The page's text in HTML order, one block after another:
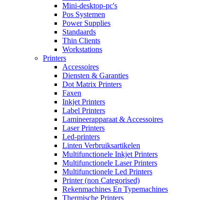
Mini-desktop-pc's
Pos Systemen
Power Supplies
Standaards
Thin Clients
Workstations
Printers
Accessoires
Diensten & Garanties
Dot Matrix Printers
Faxen
Inkjet Printers
Label Printers
Lamineerapparaat & Accessoires
Laser Printers
Led-printers
Linten Verbruiksartikelen
Multifunctionele Inkjet Printers
Multifunctionele Laser Printers
Multifunctionele Led Printers
Printer (non Categorised)
Rekenmachines En Typemachines
Thermische Printers